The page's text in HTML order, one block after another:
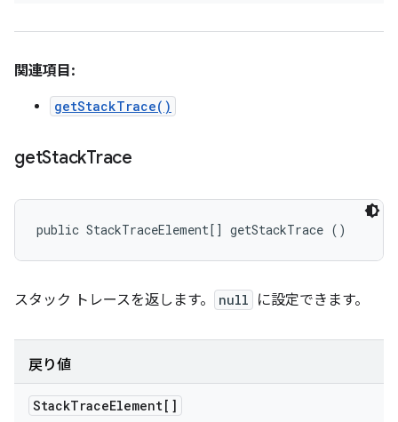
関連項目:
getStackTrace()
getStackTrace
public StackTraceElement[] getStackTrace ()
スタック トレースを返します。 null に設定できます。
戻り値
StackTraceElement[]